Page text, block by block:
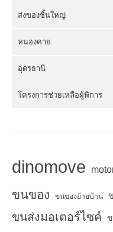
ส่งของชิ้นใหญ่
หนองคาย
อุดรธานี
โครงการช่วยเหลือผู้พิการ
dinomove
ขนของ ขนของย้ายบ้าน
ขนส่งมอเตอร์ไซค์